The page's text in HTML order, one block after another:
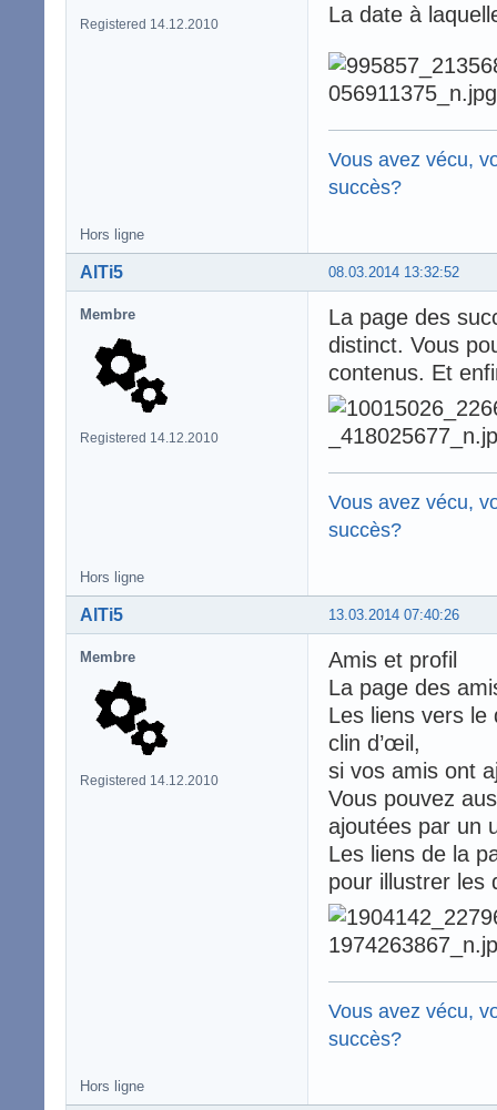
Registered 14.12.2010
La date à
Vous avez vécu,
succès?
Hors ligne
08.03.2014 13:32:52
AlTi5
Membre
Registered 14.12.2010
La page des
distinct. Vous
contenus. Et
Vous avez vécu,
succès?
Hors ligne
13.03.2014 07:40:26
AlTi5
Membre
Registered 14.12.2010
Amis et profil
La page des
Les liens vers le
clin d’œil,
si vos amis ont
Vous pouvez
ajoutées par un
Les liens de la
pour illustrer les
Vous avez vécu,
succès?
Hors ligne